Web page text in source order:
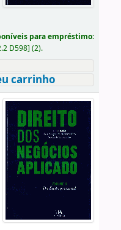
para empréstimo:
D598] (2).
carrinho